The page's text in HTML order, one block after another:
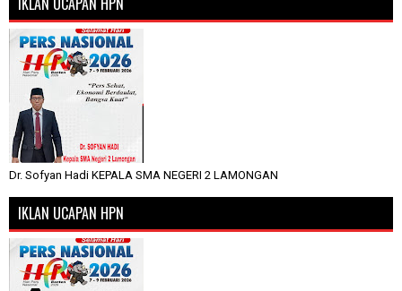
Dr. Sofyan Hadi KEPALA SMA NEGERI 2 LAMONGAN
IKLAN UCAPAN HPN